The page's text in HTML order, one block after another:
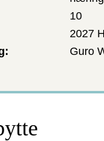
10
2027
Guro